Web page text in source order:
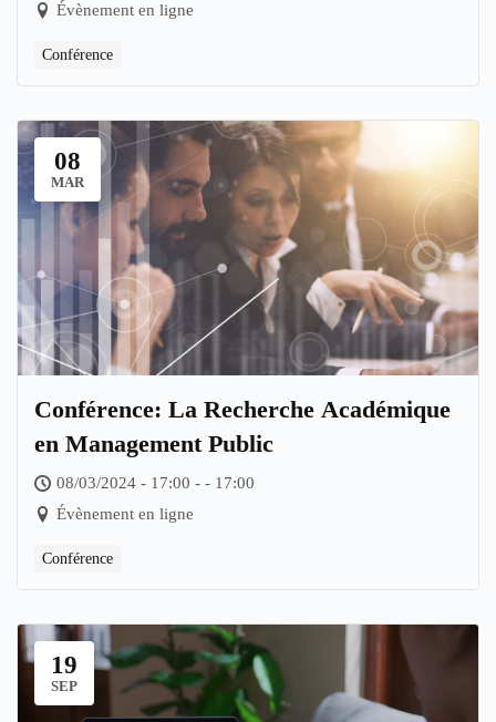
Évènement en ligne
Conférence
08
MAR
Conférence: La Recherche Académique
en Management Public
08/03/2024 - 17:00 - - 17:00
Évènement en ligne
Conférence
19
SEP